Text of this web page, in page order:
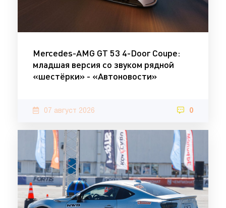
Mercedes-AMG GT 53 4-Door Coupe:
младшая версия со звуком рядной
«шестёрки» - «Автоновости»
07 август 2026 0